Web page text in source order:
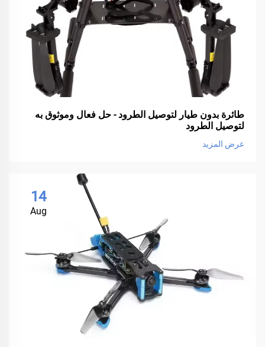
طائرة بدون طيار لتوصيل الطرود - حل فعال وموثوق به
لتوصيل الطرود
عرض المزيد
14
Aug